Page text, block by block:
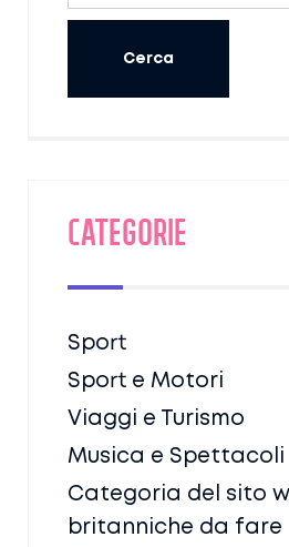
Categorie
Sport
Sport e Motori
Viaggi e Turismo
Musica e Spettacoli
Categoria del sito
britanniche da fare